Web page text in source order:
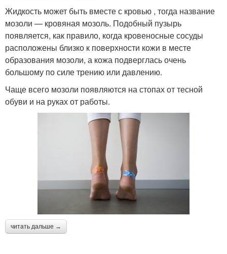
Жидкость может быть вместе с кровью , тогда название
мозоли — кровяная мозоль. Подобный пузырь
появляется, как правило, когда кровеносные сосуды
расположены близко к поверхности кожи в месте
образования мозоли, а кожа подверглась очень
большому по силе трению или давлению.
Чаще всего мозоли появляются на стопах от тесной
обуви и на руках от работы.
читать дальше →